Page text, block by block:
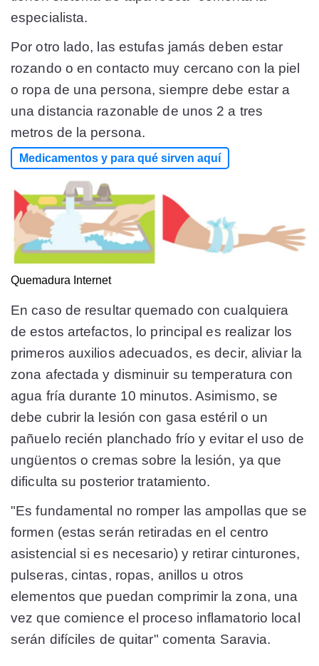
especialista.
Por otro lado, las estufas jamás deben estar
rozando o en contacto muy cercano con la piel
o ropa de una persona, siempre debe estar a
una distancia razonable de unos 2 a tres
metros de la persona.
Medicamentos y para qué sirven aquí
Quemadura Internet
En caso de resultar quemado con cualquiera
de estos artefactos, lo principal es realizar los
primeros auxilios adecuados, es decir, aliviar la
zona afectada y disminuir su temperatura con
agua fría durante 10 minutos. Asimismo, se
debe cubrir la lesión con gasa estéril o un
pañuelo recién planchado frío y evitar el uso de
ungüentos o cremas sobre la lesión, ya que
dificulta su posterior tratamiento.
"Es fundamental no romper las ampollas que se
formen (estas serán retiradas en el centro
asistencial si es necesario) y retirar cinturones,
pulseras, cintas, ropas, anillos u otros
elementos que puedan comprimir la zona, una
vez que comience el proceso inflamatorio local
serán difíciles de quitar" comenta Saravia.